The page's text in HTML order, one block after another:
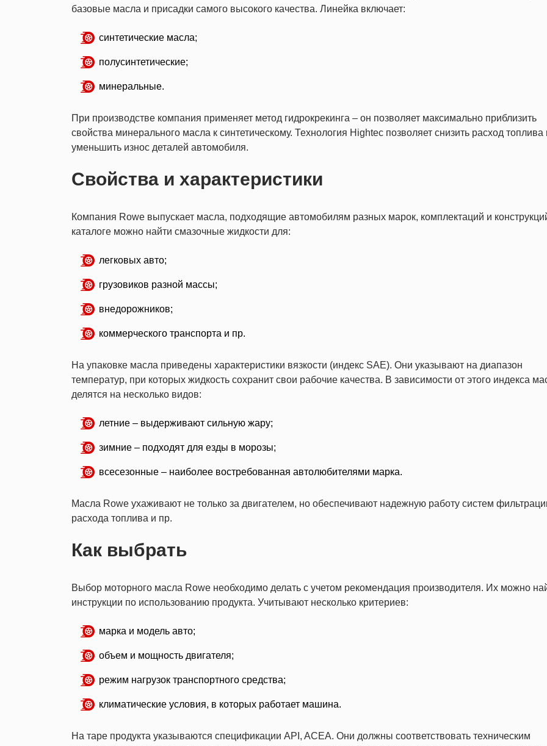
базовые масла и присадки самого высокого качества. Линейка включает:
синтетические масла;
полусинтетические;
минеральные.
При производстве компания применяет метод гидрокрекинга – он позволяет максимально приблизить
свойства минерального масла к синтетическому. Технология Hightec позволяет снизить расход топлива
уменьшить износ деталей автомобиля.
Свойства и характеристики
Компания Rowe выпускает масла, подходящие автомобилям разных марок, комплектаций и
каталоге можно найти смазочные жидкости для:
легковых авто;
грузовиков разной массы;
внедорожников;
коммерческого транспорта и пр.
На упаковке масла приведены характеристики вязкости (индекс SAE). Они указывают на диапазон
температур, при которых жидкость сохранит свои рабочие качества. В зависимости от этого индекса
делятся на несколько видов:
летние – выдерживают сильную жару;
зимние – подходят для езды в морозы;
всесезонные – наиболее востребованная автолюбителями марка.
Масла Rowe ухаживают не только за двигателем, но обеспечивают надежную работу систем
расхода топлива и пр.
Как выбрать
Выбор моторного масла Rowe необходимо делать с учетом рекомендация производителя. Их можно
инструкции по использованию продукта. Учитывают несколько критериев:
марка и модель авто;
объем и мощность двигателя;
режим нагрузок транспортного средства;
климатические условия, в которых работает машина.
На таре продукта указываются спецификации API, ACEA. Они должны соответствовать техническим